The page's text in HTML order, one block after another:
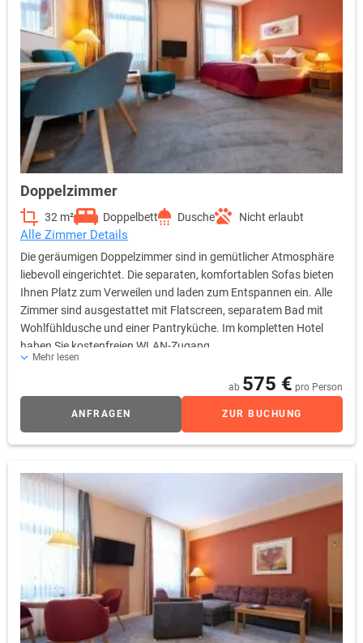
Doppelzimmer
32 m² Doppelbett Dusche Nicht erlaubt
Alle Zimmer Details
Die geräumigen Doppelzimmer sind in gemütlicher Atmosphäre
liebevoll eingerichtet. Die separaten, komfortablen Sofas bieten
Ihnen Platz zum Verweilen und laden zum Entspannen ein. Alle
Zimmer sind ausgestattet mit Flatscreen, separatem Bad mit
Wohlfühldusche und einer Pantryküche. Im kompletten Hotel
haben Sie kostenfreien WLAN-Zugang.
Mehr lesen
ab 575 € pro Person
ANFRAGEN ZUR BUCHUNG